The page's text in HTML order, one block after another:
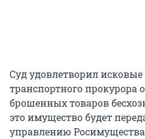
Суд удовлетворил
транспортного прокурора
брошенных товаров
это имущество будет
управлению